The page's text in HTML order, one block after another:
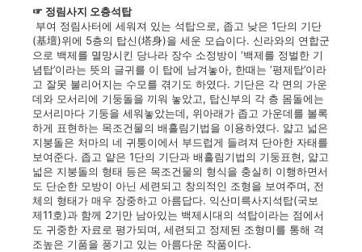
☞ 정림사지 오층석탑
부여 정림사터에 세워져 있는 석탑으로, 좁고 낮은 1단의 기단
(基壇)위에 5층의 탑신(塔身)을 세운 모습이다. 신라와의 연합군
으로 백제를 멸망시킨 당나라 장수 소정방이 ‘백제를 정벌한 기
념탑’이라는 뜻의 글귀를 이 탑에 남겨놓아, 한때는 ‘평제탑’이라
고 잘못 불리어지는 수모를 겪기도 하였다. 기단은 각 면의 가운
데와 모서리에 기둥돌을 끼워 놓았고, 탑신부의 각 층 몸돌에는
모서리마다 기둥을 세워놓았는데, 위아래가 좁고 가운데를 볼록
하게 표현하는 목조건물의 배흘림기법을 이용하였다. 얇고 넓은
지붕돌은 처마의 네 귀퉁이에서 부드럽게 들려져 단아한 자태를
보여준다. 좁고 얕은 1단의 기단과 배흘림기법의 기둥표현, 얇고
넓은 지붕돌의 형태 등은 목조건물의 형식을 충실히 이행하면서
도 단순한 모방이 아닌 세련되고 창의적인 조형을 보여주며, 전
체의 형태가 매우 장중하고 아름답다. 익산미륵사지석탑(국보
제11호)과 함께 2기만 남아있는 백제시대의 석탑이라는 점에서
도 귀중한 자료로 평가되며, 세련되고 정제된 조형미를 통해 격
조높은 기품을 풍기고 있는 아름다운 작품이다.